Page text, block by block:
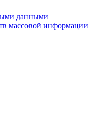
данными
массовой информации